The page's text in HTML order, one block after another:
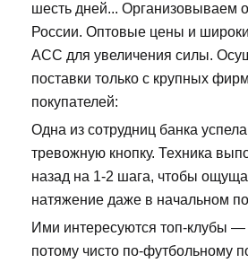
шесть дней... Организовываем
России. Оптовые цены и
ACC для увеличения силы.
поставки только с крупных
покупателей:
Одна из сотрудниц банка
тревожную кнопку. Техника
назад на 1-2 шага, чтобы
натяжение даже в начальном
Ими интересуются топ-клубы
потому чисто по-футбольному